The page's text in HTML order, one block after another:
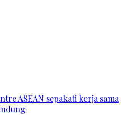
ASEAN sepakati kerja sama